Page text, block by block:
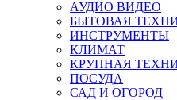
АУДИО ВИДЕО
БЫТОВАЯ
ИНСТРУМЕНТЫ
КЛИМАТ
КРУПНАЯ
ПОСУДА
САД И ОГОРОД